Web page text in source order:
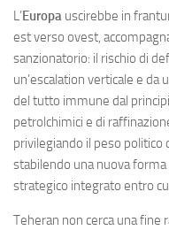
L’Europa uscirebbe in
est verso ovest,
sanzionatorio: il rischio di
un’escalation verticale e
del tutto immune dal
petrolchimici e di
privilegiando il peso
stabilendo una nuova
strategico integrato entro
Teheran non cerca una fine